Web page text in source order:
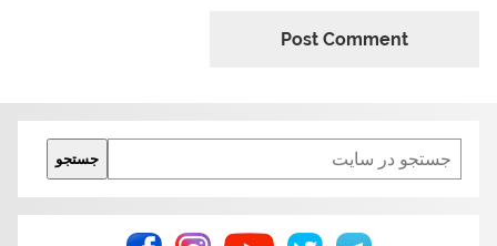
Search
جستجو